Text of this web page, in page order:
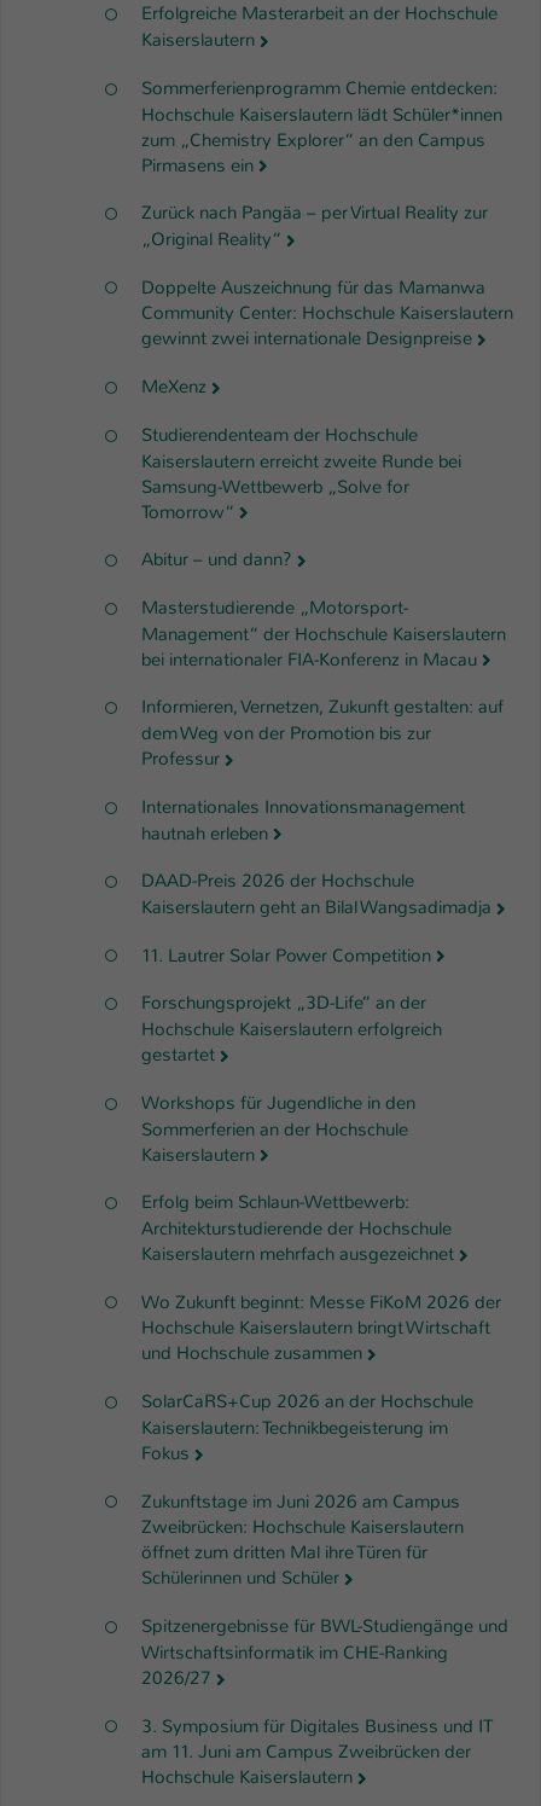
Erfolgreiche Masterarbeit an der Hochschule
Kaiserslautern
Sommerferienprogramm Chemie entdecken:
Hochschule Kaiserslautern lädt Schüler*innen
zum „Chemistry Explorer“ an den Campus
Pirmasens ein
Zurück nach Pangäa – per Virtual Reality zur
„Original Reality“
Doppelte Auszeichnung für das Mamanwa
Community Center: Hochschule Kaiserslautern
gewinnt zwei internationale Designpreise
MeXenz
Studierendenteam der Hochschule
Kaiserslautern erreicht zweite Runde bei
Samsung-Wettbewerb „Solve for
Tomorrow“
Abitur – und dann?
Masterstudierende „Motorsport-
Management“ der Hochschule Kaiserslautern
bei internationaler FIA-Konferenz in Macau
Informieren, Vernetzen, Zukunft gestalten: auf
dem Weg von der Promotion bis zur
Professur
Internationales Innovationsmanagement
hautnah erleben
DAAD-Preis 2026 der Hochschule
Kaiserslautern geht an Bilal Wangsadimadja
11. Lautrer Solar Power Competition
Forschungsprojekt „3D-Life“ an der
Hochschule Kaiserslautern erfolgreich
gestartet
Workshops für Jugendliche in den
Sommerferien an der Hochschule
Kaiserslautern
Erfolg beim Schlaun-Wettbewerb:
Architekturstudierende der Hochschule
Kaiserslautern mehrfach ausgezeichnet
Wo Zukunft beginnt: Messe FiKoM 2026 der
Hochschule Kaiserslautern bringt Wirtschaft
und Hochschule zusammen
SolarCaRS+Cup 2026 an der Hochschule
Kaiserslautern: Technikbegeisterung im
Fokus
Zukunftstage im Juni 2026 am Campus
Zweibrücken: Hochschule Kaiserslautern
öffnet zum dritten Mal ihre Türen für
Schülerinnen und Schüler
Spitzenergebnisse für BWL-Studiengänge und
Wirtschaftsinformatik im CHE-Ranking
2026/27
3. Symposium für Digitales Business und IT
am 11. Juni am Campus Zweibrücken der
Hochschule Kaiserslautern